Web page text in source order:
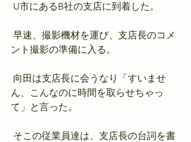
U市にあるB社の支店に到着した。
ント撮影の準備に入る。
ん、こんなのに時間を取らせちゃっ
て」と言った。